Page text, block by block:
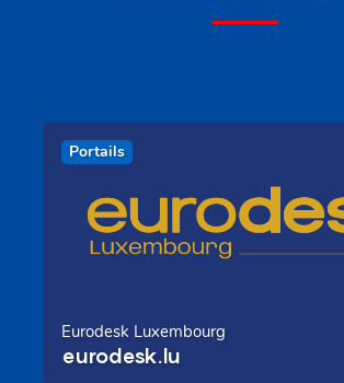
Portails
Eurodesk Luxembourg
eurodesk.lu